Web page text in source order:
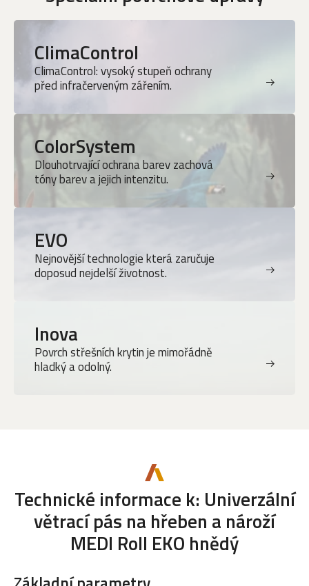
ClimaControl
ClimaControl: vysoký stupeň ochrany
před infračerveným zářením.
ColorSystem
Dlouhotrvající ochrana barev zachová
tóny barev a jejich intenzitu.
EVO
Nejnovější technologie která zaručuje
doposud nejdelší životnost.
Inova
Povrch střešních krytin je mimořádně
hladký a odolný.
Technické informace k: Univerzální
větrací pás na hřeben a nároží
MEDI Roll EKO hnědý